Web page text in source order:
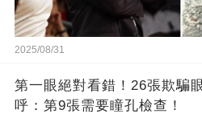
2025/08/31
第一眼絕對看錯！26張欺騙
呼：第9張需要瞳孔檢查！